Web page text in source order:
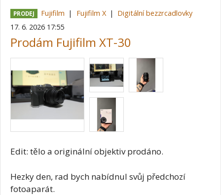
PRODEJ Fujifilm Fujifilm X
Digitální bezzrcadlovky
17. 6. 2026 17:55
Prodám Fujifilm XT-30
Edit: tělo a originální objektiv prodáno.
Hezky den, rad bych nabídnul svůj předchozí
fotoaparát.